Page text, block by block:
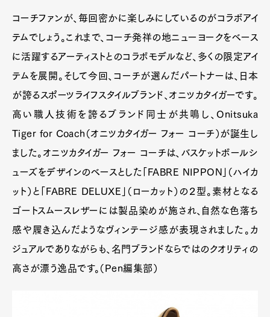
コーチファンが、毎回密かに楽しみにしているのがコラボアイ
テムでしょう。これまで、コーチ発祥の地ニューヨークをベース
に活躍するアーティストとのコラボモデルなど、多くの限定アイ
テムを展開。そして今回、コーチが選んだパートナーは、日本
が誇るスポーツライフスタイルブランド、オニツカタイガーです。
高い職人技術を誇るブランド同士が共鳴し、Onitsuka
Tiger for Coach（オニツカタイガー フォー コーチ）が誕生し
ました。オニツカタイガー フォー コーチは、バスケットボールシ
ューズをデザインのベースとした「FABRE NIPPON」（ハイカ
ット）と「FABRE DELUXE」（ローカット）の２型。素材となる
ゴートスムースレザーには製品染めが施され、自然な色落ち
感や履き込んだようなヴィンテージ感が表現されました。カ
ジュアルでありながらも、名門ブランドならではのクオリティの
高さが漂う逸品です。（Pen編集部）